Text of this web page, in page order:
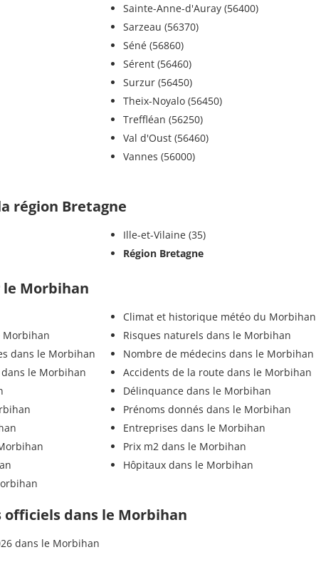
Sainte-Anne-d'Auray (56400)
Sarzeau (56370)
Séné (56860)
Sérent (56460)
Surzur (56450)
Theix-Noyalo (56450)
Treffléan (56250)
Val d'Oust (56460)
Vannes (56000)
région Bretagne
Ille-et-Vilaine (35)
Région Bretagne
le Morbihan
Morbihan
dans le Morbihan
le Morbihan
Climat et historique météo du Morbihan
Risques naturels dans le Morbihan
Nombre de médecins dans le Morbihan
Accidents de la route dans le Morbihan
Délinquance dans le Morbihan
Prénoms donnés dans le Morbihan
Entreprises dans le Morbihan
Prix m2 dans le Morbihan
Hôpitaux dans le Morbihan
officiels dans le Morbihan
dans le Morbihan